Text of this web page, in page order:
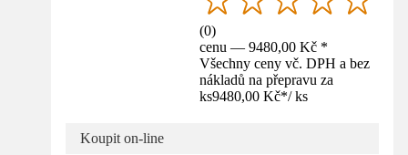
(0)
cenu — 9480,00 Kč *
Všechny ceny vč. DPH a bez
nákladů na přepravu za
ks9480,00 Kč*/ ks
Koupit on-line